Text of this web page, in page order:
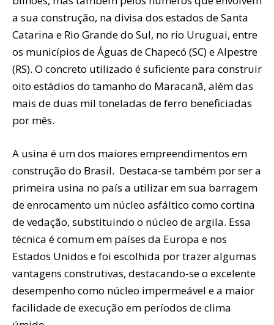
a sua construção, na divisa dos estados de Santa
Catarina e Rio Grande do Sul, no rio Uruguai, entre
os municípios de Águas de Chapecó (SC) e Alpestre
(RS). O concreto utilizado é suficiente para construir
oito estádios do tamanho do Maracanã, além das
mais de duas mil toneladas de ferro beneficiadas
por mês.
A usina é um dos maiores empreendimentos em
construção do Brasil. Destaca-se também por ser a
primeira usina no país a utilizar em sua barragem
de enrocamento um núcleo asfáltico como cortina
de vedação, substituindo o núcleo de argila. Essa
técnica é comum em países da Europa e nos
Estados Unidos e foi escolhida por trazer algumas
vantagens construtivas, destacando-se o excelente
desempenho como núcleo impermeável e a maior
facilidade de execução em períodos de clima